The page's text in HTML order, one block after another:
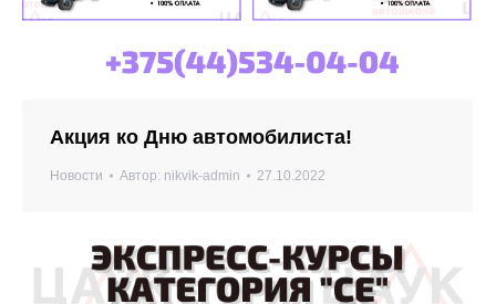
Акция ко Дню автомобилиста!
Новости Автор: nikvik-admin 27.10.2022